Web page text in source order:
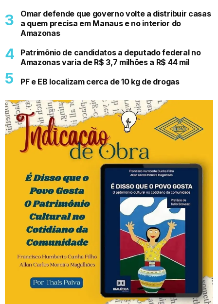
Omar defende que governo volte a distribuir casas
a quem precisa em Manaus e no interior do
Amazonas
Patrimônio de candidatos a deputado federal no
Amazonas varia de R$ 3,7 milhões a R$ 44 mil
PF e EB localizam cerca de 10 kg de drogas